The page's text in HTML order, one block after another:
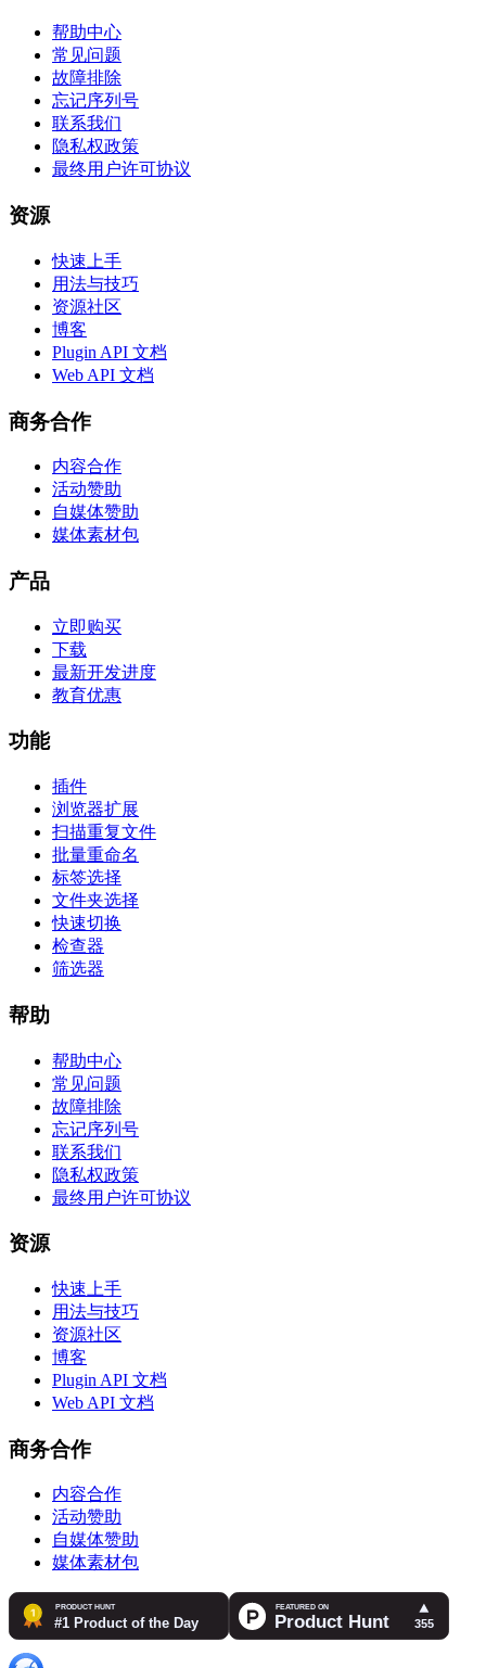
帮助中心
常见问题
故障排除
忘记序列号
联系我们
隐私权政策
最终用户许可协议
资源
快速上手
用法与技巧
资源社区
博客
Plugin API 文档
Web API 文档
商务合作
内容合作
活动赞助
自媒体赞助
媒体素材包
产品
立即购买
下载
最新开发进度
教育优惠
功能
插件
浏览器扩展
扫描重复文件
批量重命名
标签选择
文件夹选择
快速切换
检查器
筛选器
帮助
帮助中心
常见问题
故障排除
忘记序列号
联系我们
隐私权政策
最终用户许可协议
资源
快速上手
用法与技巧
资源社区
博客
Plugin API 文档
Web API 文档
商务合作
内容合作
活动赞助
自媒体赞助
媒体素材包